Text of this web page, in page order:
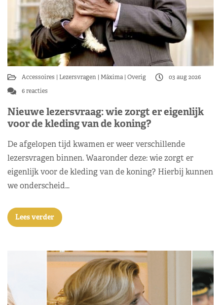
Accessoires Lezersvragen Máxima Overig
03 aug 2026
6 reacties
Nieuwe lezersvraag: wie zorgt er eigenlijk
voor de kleding van de koning?
De afgelopen tijd kwamen er weer verschillende
lezersvragen binnen. Waaronder deze: wie zorgt er
eigenlijk voor de kleding van de koning? Hierbij kunnen
we onderscheid…
Lees verder